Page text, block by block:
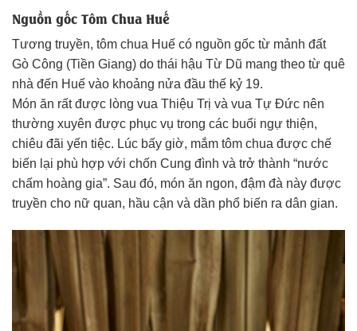
Nguồn gốc Tôm Chua Huế
Tương truyền, tôm chua Huế có nguồn gốc từ mảnh đất
Gò Công (Tiền Giang) do thái hậu Từ Dũ mang theo từ quê
nhà đến Huế vào khoảng nửa đầu thế kỷ 19.
Món ăn rất được lòng vua Thiệu Trị và vua Tự Đức nên
thường xuyên được phục vụ trong các buổi ngự thiện,
chiêu đãi yến tiệc. Lúc bấy giờ, mắm tôm chua được chế
biến lại phù hợp với chốn Cung đình và trở thành “nước
chấm hoàng gia”. Sau đó, món ăn ngon, đậm đà này được
truyền cho nữ quan, hầu cận và dần phổ biến ra dân gian.